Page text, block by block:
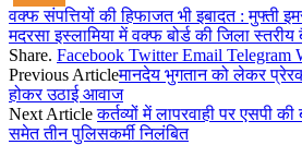
वक्फ संपत्तियों की हिफाजत भी इबादत : मुफ्ती
मदरसा इस्लामिया में वक्फ बोर्ड की जिला
Share. Facebook Twitter Email Telegram
Previous Articleमानदेय भुगतान को लेकर
होकर उठाई आवाज
Next Articleकर्तव्यों में लापरवाही पर एसपी की
समेत तीन पुलिसकर्मी निलंबित